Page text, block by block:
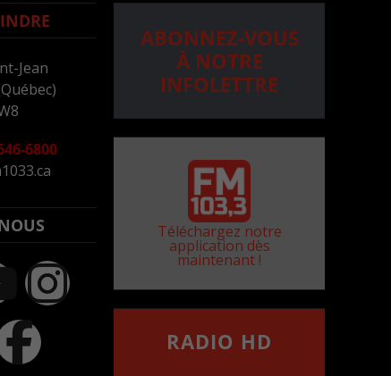
Jean
6800
ABONNEZ-VOUS
À NOTRE
INFOLETTRE
Téléchargez notre
application dès
maintenant !
RADIO HD